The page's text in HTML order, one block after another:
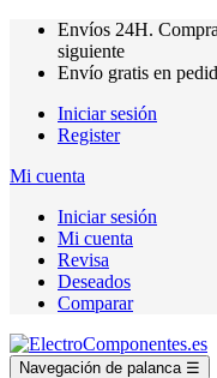
Envíos 24H.
siguiente
Envío gratis en
Iniciar sesión
Register
Mi cuenta
Iniciar sesión
Mi cuenta
Revisa
Deseados
Comparar
Navegación de palanca ☰